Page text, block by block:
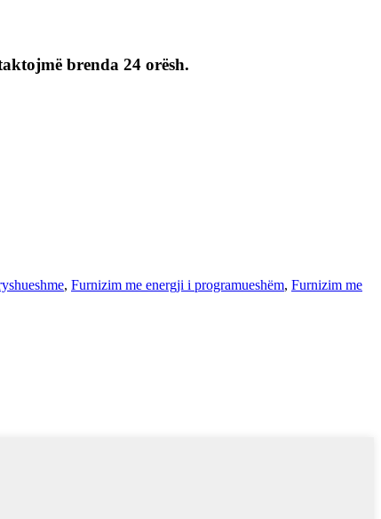
brenda 24 orësh.
, Furnizim me energji i programueshëm, Furnizim me